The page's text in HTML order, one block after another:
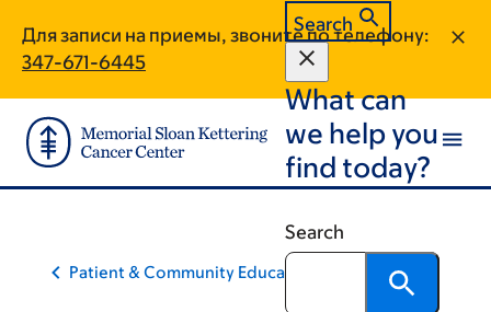
main
content
footer
Для записи на приемы, звоните по телефону:
347-671-6445
Search
What can
we help you
find today?
Search
Patient & Community Education